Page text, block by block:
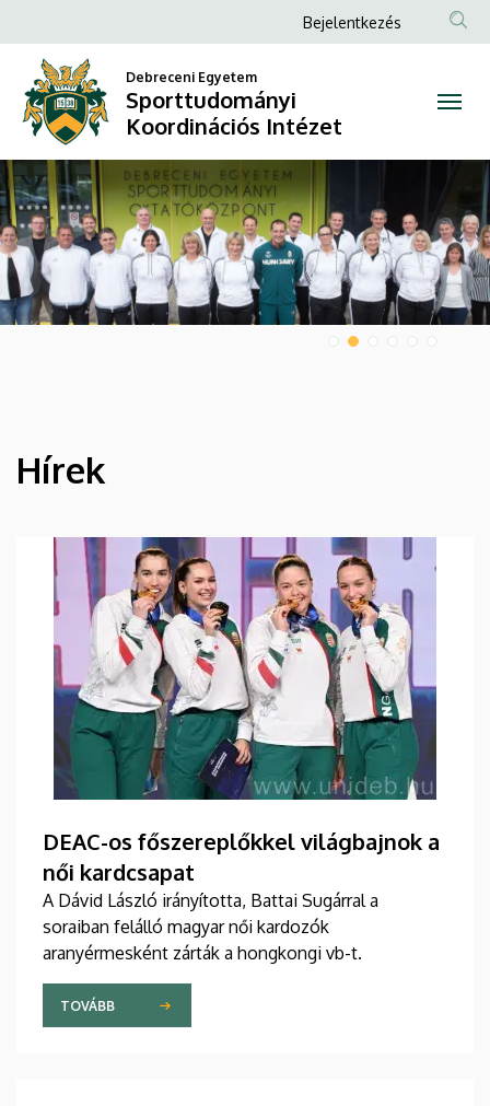
Koordinációs
Intézet
Anonim
menüje
Bejelentkezés
Debreceni Egyetem
Sporttudományi
Koordinációs Intézet
DIAVETÍTÉS
HÍREK
Hírek
DEAC-os főszereplőkkel világbajnok a
női kardcsapat
A Dávid László irányította, Battai Sugárral a
soraiban felálló magyar női kardozók
aranyérmesként zárták a hongkongi vb-t.
TOVÁBB